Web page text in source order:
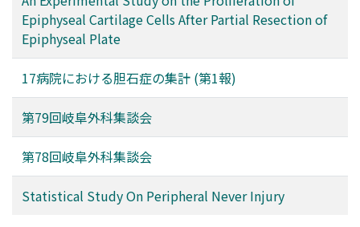
Epiphyseal Cartilage Cells After Partial Resection of
Epiphyseal Plate
17病院における胆石症の集計 (第1報)
第79回岐阜外科集談会
第78回岐阜外科集談会
Statistical Study On Peripheral Never Injury